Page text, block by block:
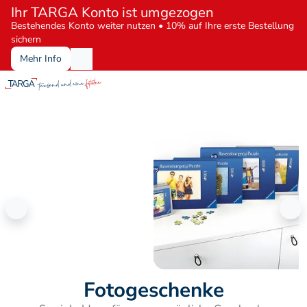
Ihr TARGA Konto ist umgezogen
Bestehendes Konto weiter nutzen • 10% auf Ihre erste Bestellung
sichern
Mehr Info
Fotogeschenke
Individuell gestaltete
Fototassen für Kaffee oder Tee